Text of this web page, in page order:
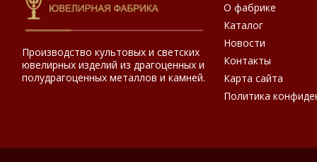
Производство культовых и светских
ювелирных изделий из драгоценных и
полудрагоценных металлов и камней.
О фабрике
Каталог
Новости
Контакты
Карта сайта
Политика